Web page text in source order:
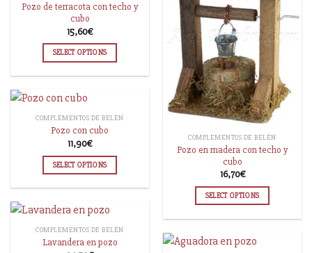
Pozo de terracota con techo y
cubo
15,60€
SELECT OPTIONS
COMPLEMENTOS DE BELÉN
Pozo en madera con techo y
cubo
16,70€
SELECT OPTIONS
COMPLEMENTOS DE BELÉN
Pozo con cubo
11,90€
SELECT OPTIONS
COMPLEMENTOS DE BELÉN
Lavandera en pozo